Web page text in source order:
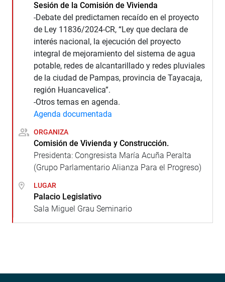
Sesión de la Comisión de Vivienda
-Debate del predictamen recaído en el proyecto
de Ley 11836/2024-CR, “Ley que declara de
interés nacional, la ejecución del proyecto
integral de mejoramiento del sistema de agua
potable, redes de alcantarillado y redes pluviales
de la ciudad de Pampas, provincia de Tayacaja,
región Huancavelica”.
-Otros temas en agenda.
Agenda documentada
ORGANIZA
Comisión de Vivienda y Construcción.
Presidenta: Congresista María Acuña Peralta
(Grupo Parlamentario Alianza Para el Progreso)
LUGAR
Palacio Legislativo
Sala Miguel Grau Seminario